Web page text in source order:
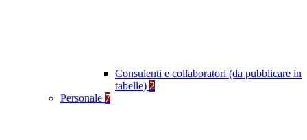
Consulenti e collaboratori (da pubblicare in
tabelle) 2
Personale 7